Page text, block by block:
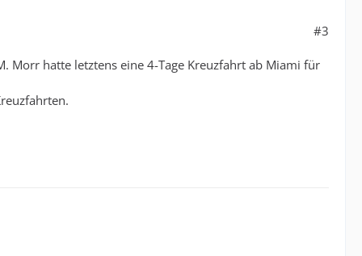
#3
Morr hatte letztens eine 4-Tage Kreuzfahrt ab Miami für